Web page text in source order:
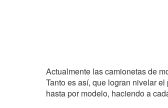
Actualmente las camionetas de
Tanto es así, que logran nivelar
hasta por modelo, haciendo a